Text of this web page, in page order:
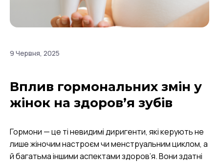
9 Червня, 2025
Вплив гормональних змін у
жінок на здоров’я зубів
Гормони — це ті невидимі диригенти, які керують не
лише жіночим настроєм чи менструальним циклом, а
й багатьма іншими аспектами здоров’я. Вони здатні